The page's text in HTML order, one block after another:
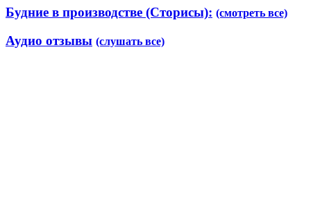
Будние в производстве (Сторисы): (смотреть все)
Аудио отзывы (слушать все)